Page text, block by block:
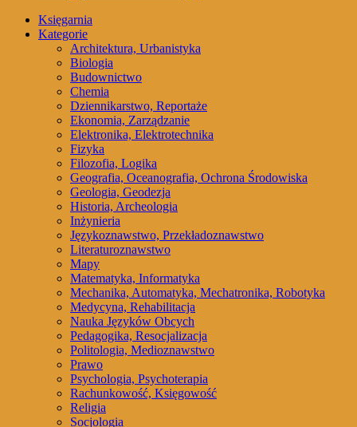
Księgarnia
Kategorie
Architektura, Urbanistyka
Biologia
Budownictwo
Chemia
Dziennikarstwo, Reportaże
Ekonomia, Zarządzanie
Elektronika, Elektrotechnika
Fizyka
Filozofia, Logika
Geografia, Oceanografia, Ochrona Środowiska
Geologia, Geodezja
Historia, Archeologia
Inżynieria
Językoznawstwo, Przekładoznawstwo
Literaturoznawstwo
Mapy
Matematyka, Informatyka
Mechanika, Automatyka, Mechatronika, Robotyka
Medycyna, Rehabilitacja
Nauka Języków Obcych
Pedagogika, Resocjalizacja
Politologia, Medioznawstwo
Prawo
Psychologia, Psychoterapia
Rachunkowość, Księgowość
Religia
Socjologia